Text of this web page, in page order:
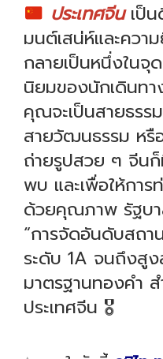
ประเทศจีน เป็
มนต์เสน่ห์และคว
กลายเป็นหนึ่งในจุ
นิยมของนักเดินทา
คุณจะเป็นสายธรร
สายวัฒนธรรม หรื
ถ่ายรูปสวย ๆ จีน
พบ และเพื่อให้กา
ด้วยคุณภาพ รัฐบา
“การจัดอันดับสถ
ระดับ 1A จนถึงสู
มาตรฐานทองคำ
ประเทศจีน 🎖️